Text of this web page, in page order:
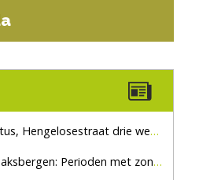
drie weken dicht voor doorgaand verkeer
Perioden met zon en droog